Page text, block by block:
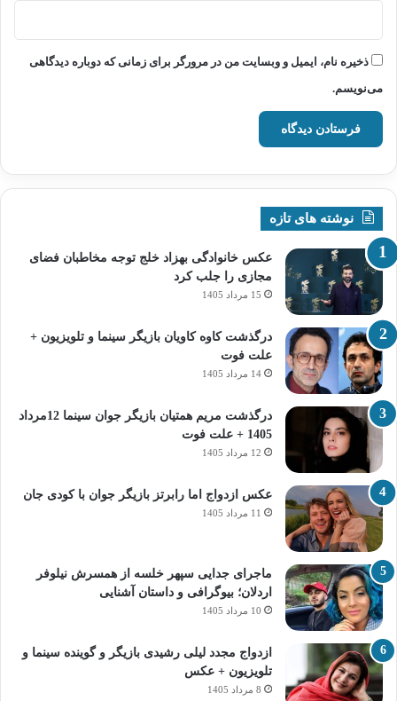
ذخیره نام، ایمیل و وبسایت من در مرورگر برای زمانی که دوباره دیدگاهی
می‌نویسم.
نوشته های تازه
عکس خانوادگی بهزاد خلج توجه مخاطبان فضای
مجازی را جلب کرد
15 مرداد 1405
درگذشت کاوه کاویان بازیگر سینما و تلویزیون +
علت فوت
14 مرداد 1405
درگذشت مریم همتیان بازیگر جوان سینما 12مرداد
1405 + علت فوت
12 مرداد 1405
عکس ازدواج اما رابرتز بازیگر جوان با کودی جان
11 مرداد 1405
ماجرای جدایی سپهر خلسه از همسرش نیلوفر
اردلان؛ بیوگرافی و داستان آشنایی
10 مرداد 1405
ازدواج مجدد لیلی رشیدی بازیگر و گوینده سینما و
تلویزیون + عکس
8 مرداد 1405